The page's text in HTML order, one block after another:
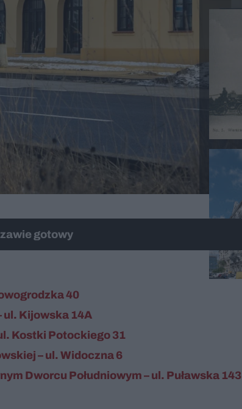
gotowy
40
ul. Kijowska 14A
Kostki Potockiego 31
– ul. Widoczna 6
Dworcu Południowym – ul. Puławska 143